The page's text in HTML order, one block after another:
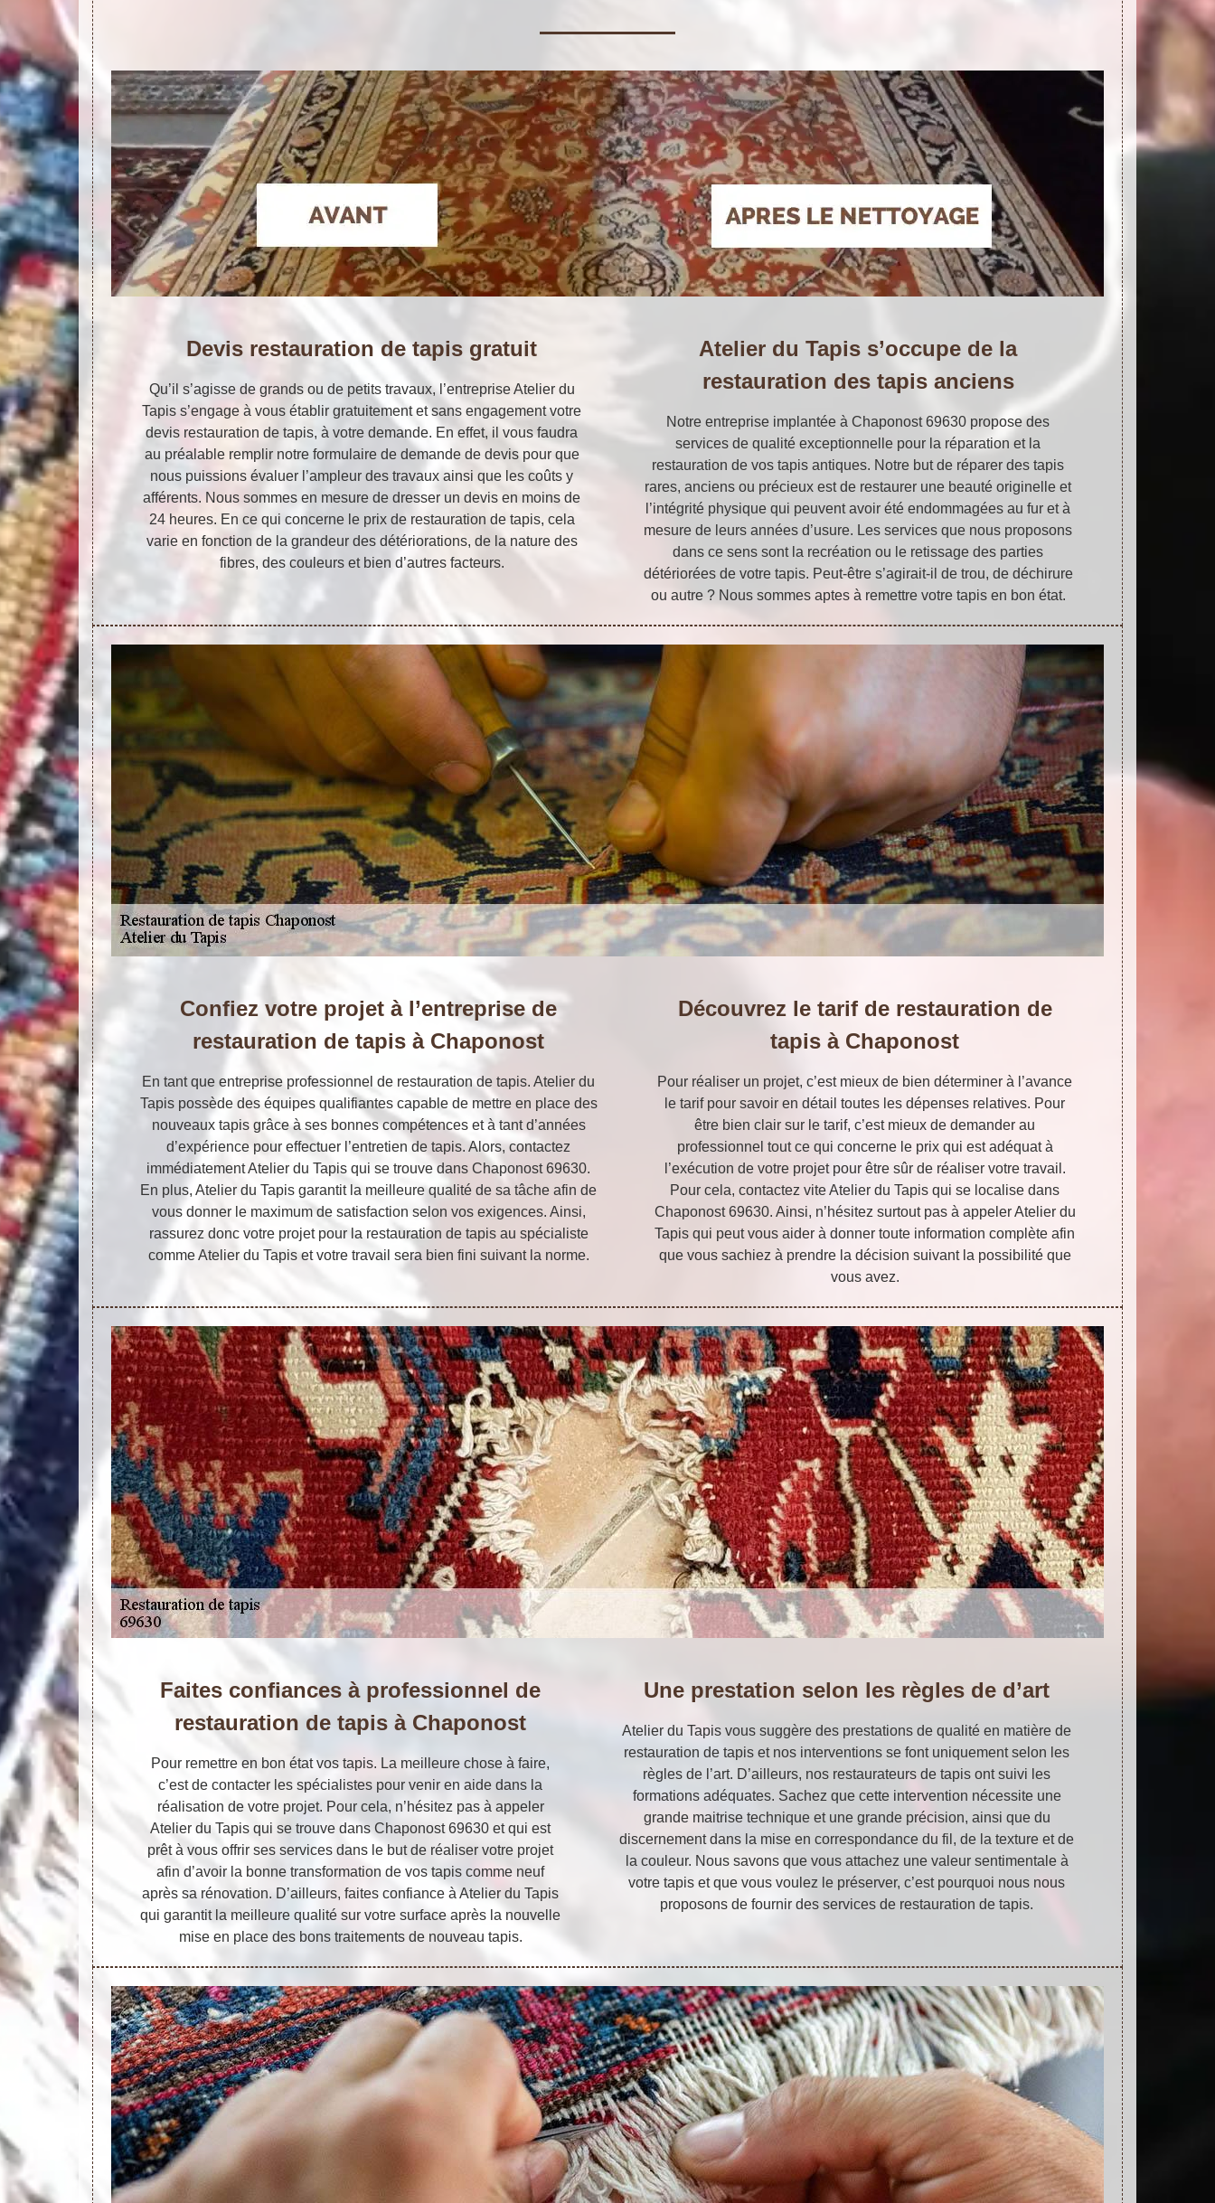
Devis restauration de tapis gratuit
Qu’il s’agisse de grands ou de petits travaux, l’entreprise Atelier du
Tapis s’engage à vous établir gratuitement et sans engagement votre
devis restauration de tapis, à votre demande. En effet, il vous faudra
au préalable remplir notre formulaire de demande de devis pour que
nous puissions évaluer l’ampleur des travaux ainsi que les coûts y
afférents. Nous sommes en mesure de dresser un devis en moins de
24 heures. En ce qui concerne le prix de restauration de tapis, cela
varie en fonction de la grandeur des détériorations, de la nature des
fibres, des couleurs et bien d’autres facteurs.
Atelier du Tapis s’occupe de la
restauration des tapis anciens
Notre entreprise implantée à Chaponost 69630 propose des
services de qualité exceptionnelle pour la réparation et la
restauration de vos tapis antiques. Notre but de réparer des tapis
rares, anciens ou précieux est de restaurer une beauté originelle et
l’intégrité physique qui peuvent avoir été endommagées au fur et à
mesure de leurs années d’usure. Les services que nous proposons
dans ce sens sont la recréation ou le retissage des parties
détériorées de votre tapis. Peut-être s’agirait-il de trou, de déchirure
ou autre ? Nous sommes aptes à remettre votre tapis en bon état.
Confiez votre projet à l’entreprise de
restauration de tapis à Chaponost
En tant que entreprise professionnel de restauration de tapis. Atelier du
Tapis possède des équipes qualifiantes capable de mettre en place des
nouveaux tapis grâce à ses bonnes compétences et à tant d’années
d’expérience pour effectuer l’entretien de tapis. Alors, contactez
immédiatement Atelier du Tapis qui se trouve dans Chaponost 69630.
En plus, Atelier du Tapis garantit la meilleure qualité de sa tâche afin de
vous donner le maximum de satisfaction selon vos exigences. Ainsi,
rassurez donc votre projet pour la restauration de tapis au spécialiste
comme Atelier du Tapis et votre travail sera bien fini suivant la norme.
Découvrez le tarif de restauration de
tapis à Chaponost
Pour réaliser un projet, c’est mieux de bien déterminer à l’avance
le tarif pour savoir en détail toutes les dépenses relatives. Pour
être bien clair sur le tarif, c’est mieux de demander au
professionnel tout ce qui concerne le prix qui est adéquat à
l’exécution de votre projet pour être sûr de réaliser votre travail.
Pour cela, contactez vite Atelier du Tapis qui se localise dans
Chaponost 69630. Ainsi, n’hésitez surtout pas à appeler Atelier du
Tapis qui peut vous aider à donner toute information complète afin
que vous sachiez à prendre la décision suivant la possibilité que
vous avez.
Faites confiances à professionnel de
restauration de tapis à Chaponost
Pour remettre en bon état vos tapis. La meilleure chose à faire,
c’est de contacter les spécialistes pour venir en aide dans la
réalisation de votre projet. Pour cela, n’hésitez pas à appeler
Atelier du Tapis qui se trouve dans Chaponost 69630 et qui est
prêt à vous offrir ses services dans le but de réaliser votre projet
afin d’avoir la bonne transformation de vos tapis comme neuf
après sa rénovation. D’ailleurs, faites confiance à Atelier du Tapis
qui garantit la meilleure qualité sur votre surface après la nouvelle
mise en place des bons traitements de nouveau tapis.
Une prestation selon les règles de d’art
Atelier du Tapis vous suggère des prestations de qualité en matière de
restauration de tapis et nos interventions se font uniquement selon les
règles de l’art. D’ailleurs, nos restaurateurs de tapis ont suivi les
formations adéquates. Sachez que cette intervention nécessite une
grande maitrise technique et une grande précision, ainsi que du
discernement dans la mise en correspondance du fil, de la texture et de
la couleur. Nous savons que vous attachez une valeur sentimentale à
votre tapis et que vous voulez le préserver, c’est pourquoi nous nous
proposons de fournir des services de restauration de tapis.